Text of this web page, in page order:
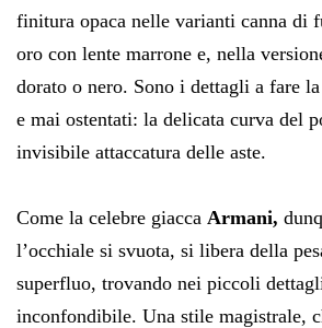
finitura opaca nelle varianti canna di
oro con lente marrone e, nella
dorato o nero. Sono i dettagli a fare
e mai ostentati: la delicata curva del
invisibile attaccatura delle aste.
Come la celebre giacca Armani,
l’occhiale si svuota, si libera della
superfluo, trovando nei piccoli
inconfondibile. Una stile magistrale,